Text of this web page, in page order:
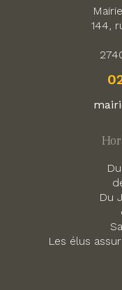
144,
Du
Les élus